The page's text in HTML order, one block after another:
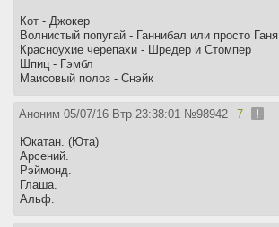
Кот - Джокер
Волнистый попугай - Ганнибал или просто Ганя
Красноухие черепахи - Шредер и Стомпер
Шпиц - Гэмбл
Маисовый полоз - Снэйк
Аноним 05/07/16 Втр 23:38:01 №98942 7
Юкатан. (Юта)
Арсений.
Рэймонд.
Глаша.
Альф.